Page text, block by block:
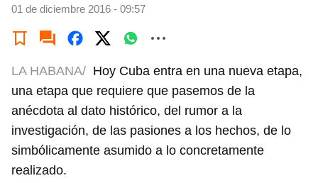
01 de diciembre 2016 - 09:57
LA HABANA/ Hoy Cuba entra en una nueva etapa,
una etapa que requiere que pasemos de la
anécdota al dato histórico, del rumor a la
investigación, de las pasiones a los hechos, de lo
simbólicamente asumido a lo concretamente
realizado.